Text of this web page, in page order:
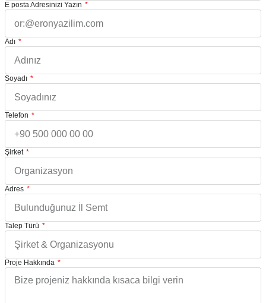
E posta Adresinizi Yazın
Adı
Soyadı
Telefon
Şirket
Adres
Talep Türü
Proje Hakkında